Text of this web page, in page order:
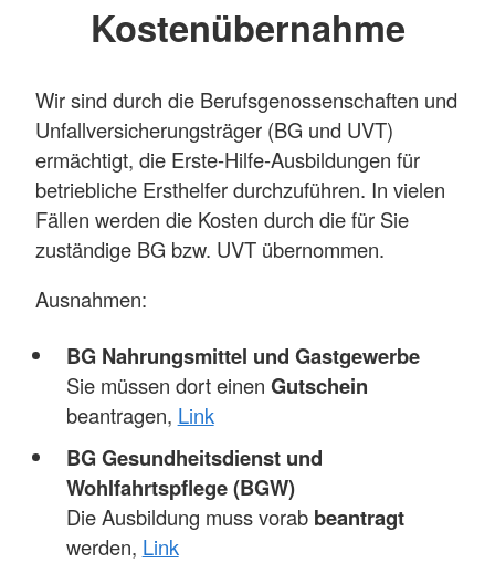
Kostenübernahme
Wir sind durch die Berufsgenossenschaften und
Unfallversicherungsträger (BG und UVT)
ermächtigt, die Erste-Hilfe-Ausbildungen für
betriebliche Ersthelfer durchzuführen. In vielen
Fällen werden die Kosten durch die für Sie
zuständige BG bzw. UVT übernommen.
Ausnahmen:
BG Nahrungsmittel und Gastgewerbe
Sie müssen dort einen Gutschein
beantragen, Link
BG Gesundheitsdienst und
Wohlfahrtspflege (BGW)
Die Ausbildung muss vorab beantragt
werden, Link